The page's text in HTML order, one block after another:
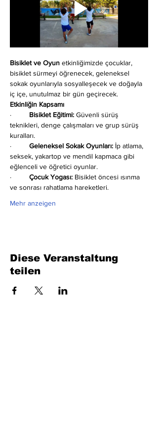
Bisiklet ve Oyun etkinliğimizde çocuklar,
bisiklet sürmeyi öğrenecek, geleneksel
sokak oyunlarıyla sosyalleşecek ve doğayla
iç içe, unutulmaz bir gün geçirecek.
Etkinliğin Kapsamı
· Bisiklet Eğitimi: Güvenli sürüş
teknikleri, denge çalışmaları ve grup sürüş
kuralları.
· Geleneksel Sokak Oyunları: İp atlama,
seksek, yakartop ve mendil kapmaca gibi
eğlenceli ve öğretici oyunlar.
· Çocuk Yogası: Bisiklet öncesi ısınma
ve sonrası rahatlama hareketleri.
Mehr anzeigen
Diese Veranstaltung
teilen